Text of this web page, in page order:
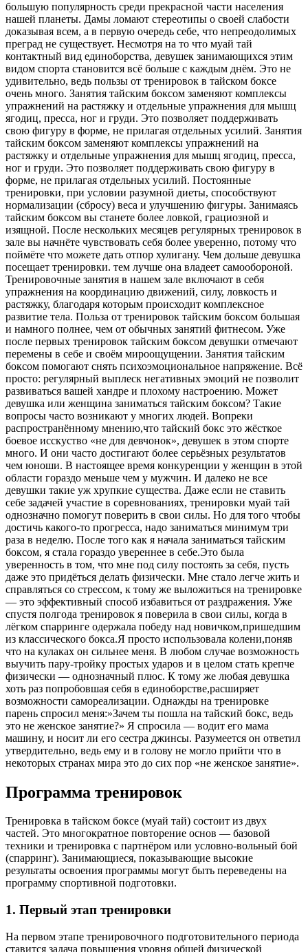
большую популярность среди прекрасной части населения
нашей планеты. Дамы ломают стереотипы о своей слабости
доказывая всем, а в первую очередь себе, что непреодолимых
преград не существует. Несмотря на то что муай тай
контактный вид единоборства, девушек занимающихся этим
видом спорта становится всё больше с каждым днём. Это не
удивительно, ведь пользы от тренировок в тайском боксе
очень много. Занятия тайским боксом заменяют комплексы
упражнений на растяжку и отдельные упражнения для мышц
ягодиц, пресса, ног и груди. Это позволяет поддерживать
свою фигуру в форме, не прилагая отдельных усилий. Занятия
тайским боксом заменяют комплексы упражнений на
растяжку и отдельные упражнения для мышц ягодиц, пресса,
ног и груди. Это позволяет поддерживать свою фигуру в
форме, не прилагая отдельных усилий. Постоянные
тренировки, при условии разумной диеты, способствуют
нормализации (сбросу) веса и улучшению фигуры. Занимаясь
тайским боксом вы станете более ловкой, грациозной и
изящной. После нескольких месяцев регулярных тренировок в
зале вы начнёте чувствовать себя более уверенно, потому что
поймёте что можете дать отпор хулигану. Чем дольше девушка
посещает тренировки. тем лучше она владеет самообороной.
Тренировочные занятия в нашем зале включают в себя
упражнения на координацию движений, силу, ловкость и
растяжку, благодаря которым происходит комплексное
развитие тела. Польза от тренировок тайским боксом большая
и намного полнее, чем от обычных занятий фитнесом. Уже
после первых тренировок тайским боксом девушки отмечают
перемены в себе и своём мироощущении. Занятия тайским
боксом помогают снять психоэмоциональное напряжение. Всё
просто: регулярный выплеск негативных эмоций не позволит
развиваться вашей хандре и плохому настроению. Может
девушка или женщина заниматься тайским боксом? Такие
вопросы часто возникают у многих людей. Вопреки
распространённому мнению,что тайский бокс это жёсткое
боевое исскуство «не для девчонок», девушек в этом спорте
много. И они часто достигают более серьёзных результатов
чем юноши. В настоящее время конкуренции у женщин в этой
области гораздо меньше чем у мужчин. И далеко не все
девушки такие уж хрупкие существа. Даже если не ставить
себе задачей участие в соревнованиях, тренировки муай тай
однозначно помогут поверить в свои силы. Но для того чтобы
достичь какого-то прогресса, надо заниматься минимум три
раза в неделю. После того как я начала заниматься тайским
боксом, я стала гораздо увереннее в себе.Это была
уверенность в том, что мне под силу постоять за себя, пусть
даже это придёться делать физически. Мне стало легче жить и
справляться со стрессом, к тому же выложиться на тренировке
— это эффективный способ избавиться от раздражения. Уже
спустя полгода тренировок я поверила в свои силы, когда в
лёгком спарринге одержала победу над новичком,пришедшим
из классического бокса.Я просто использовала колени,поняв
что на кулаках он сильнее меня. В любом случае возможность
выучить пару-тройку простых ударов и в целом стать крепче
физически — однозначный плюс. К тому же любая девушка
хоть раз попробовшая себя в единоборстве,расширяет
возможности самореализации. Однажды на тренировке
парень спросил меня:»Зачем ты пошла на тайский бокс, ведь
это не женское занятие?» Я спросила — водит его мама
машину, и носит ли его сестра джинсы. Разумеется он ответил
утвердительно, ведь ему и в голову не могло прийти что в
некоторых странах мира это до сих пор «не женское занятие».
Программа тренировок
Тренировка в тайском боксе (муай тай) состоит из двух
частей. Это многократное повторение основ — базовой
техники и тренировка с партнёром или условно-вольный бой
(спарринг). Занимающиеся, показывающие высокие
результаты освоения программы могут быть переведены на
программу спортивной подготовки.
1. Первый этап тренировки
На первом этапе тренировочного подготовительного периода
ставится задача повышения уровня общей физической